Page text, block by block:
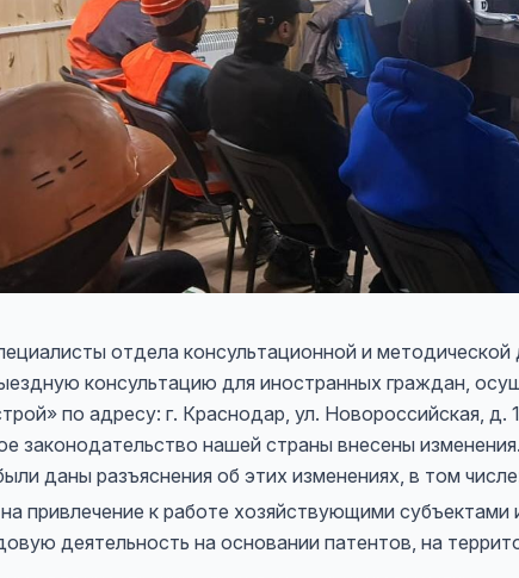
отдела консультационной и
консультацию для иностранных граждан,
по адресу: г. Краснодар, ул. Новороссийская, д.
законодательство нашей страны внесены
даны разъяснения об этих изменениях, в том
привлечение к работе хозяйствующими
деятельность на основании патентов, на